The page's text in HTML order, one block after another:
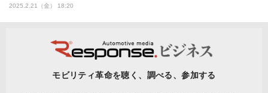
2025.2.21（金） 18:20
モビリティ革命を聴く、調べる、参加する